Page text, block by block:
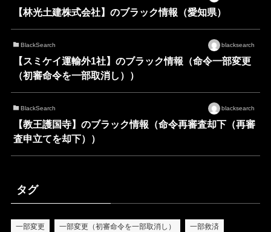
【林光土建株式会社】のブラック情報（愛知県）
BlackSearch blacksearch
【スミケイ運輸外1社】のブラック情報（命令一部変更
（初審命令を一部取消し））
BlackSearch blacksearch
【教王護国寺】のブラック情報（命令再審査却下（再審
査申立てを却下））
タグ
一部変更 一部変更（初審命令を一部取消し） 一部救済